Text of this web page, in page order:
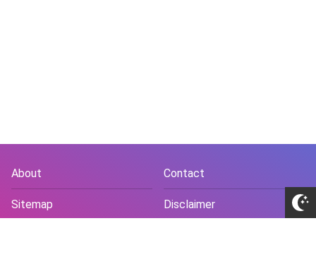
About Contact
Sitemap Disclaimer